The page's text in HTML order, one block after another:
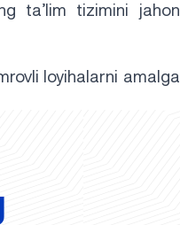
ta’lim tizimini jahon
loyihalarni amalga